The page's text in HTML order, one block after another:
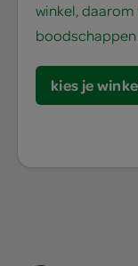
winkel, daarom
kies je